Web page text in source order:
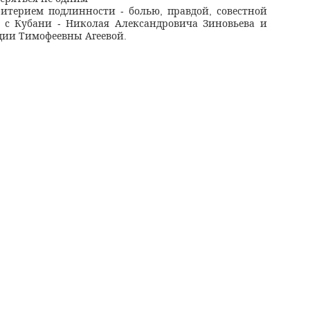
подлинности - болью, правдой, совестной
с Кубани -Николая Александровича Зиновьева и
Тимофеевны Агеевой.